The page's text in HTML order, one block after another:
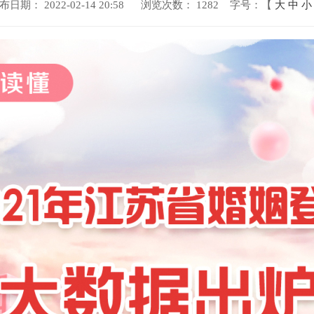
日期： 2022-02-14 20:58 浏览次数： 1282 字号：【 大 中 小